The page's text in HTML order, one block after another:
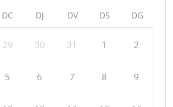
DC DJ DV DS DG
29 30 31 1 2
5 6 7 8 9